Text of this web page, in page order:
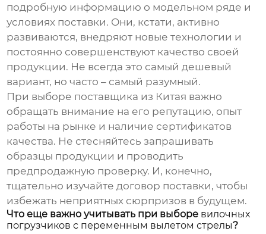
подробную информацию о модельном ряде и
условиях поставки. Они, кстати, активно
развиваются, внедряют новые технологии и
постоянно совершенствуют качество своей
продукции. Не всегда это самый дешевый
вариант, но часто – самый разумный.
При выборе поставщика из Китая важно
обращать внимание на его репутацию, опыт
работы на рынке и наличие сертификатов
качества. Не стесняйтесь запрашивать
образцы продукции и проводить
предпродажную проверку. И, конечно,
тщательно изучайте договор поставки, чтобы
избежать неприятных сюрпризов в будущем.
Что еще важно учитывать при выборе вилочных
погрузчиков с переменным вылетом стрелы?